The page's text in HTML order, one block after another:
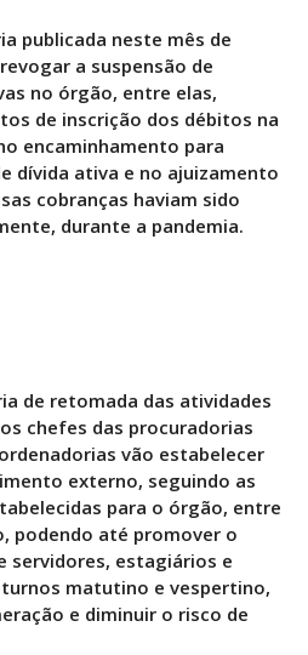
publicada neste mês de
a suspensão de
no órgão, entre elas,
de inscrição dos débitos na
encaminhamento para
dívida ativa e no ajuizamento
cobranças haviam sido
durante a pandemia.
de retomada das atividades
chefes das procuradorias
vão estabelecer
externo, seguindo as
para o órgão, entre
podendo até promover o
servidores, estagiários e
matutino e vespertino,
e diminuir o risco de